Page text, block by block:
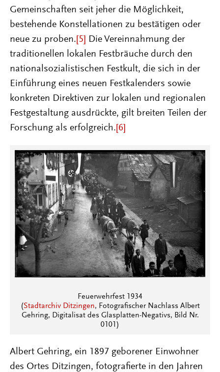
Gemeinschaften seit jeher die Möglichkeit,
bestehende Konstellationen zu bestätigen oder
neue zu proben. [5]
Die Vereinnahmung der
traditionellen lokalen Festbräuche durch den
nationalsozialistischen Festkult, die sich in der
Einführung eines neuen Festkalenders sowie
konkreten Direktiven zur lokalen und regionalen
Festgestaltung ausdrückte, gilt breiten Teilen der
Forschung als erfolgreich. [6]
Feuerwehrfest 1934
(Stadtarchiv Ditzingen, Fotografischer Nachlass Albert
Gehring, Digitalisat des Glasplatten-Negativs, Bild Nr.
0101)
Albert Gehring, ein 1897 geborener Einwohner
des Ortes Ditzingen, fotografierte in den Jahren